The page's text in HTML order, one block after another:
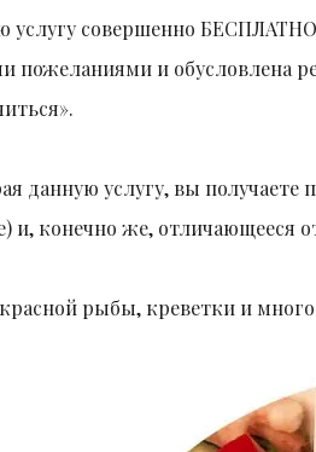
услугу совершенно
пожеланиями и обусловлена
данную услугу, вы получаете
и, конечно же, отличающееся
рыбы, креветки и